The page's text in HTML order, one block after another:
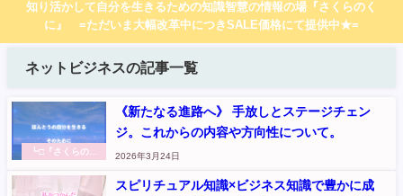
知り活かして自分を生きるための知識智慧の情報の場『さくらのく
に』 =ただいま大幅改革中につきSALE価格にて提供中★=
ネットビジネスの記事一覧
┗□『さくらのく
《新たなる進路へ》 手放しとステージチェン
ジ。これからの内容や方向性について。
2026年3月24日
スピリチュアル知識×ビジネス知識で豊かに成